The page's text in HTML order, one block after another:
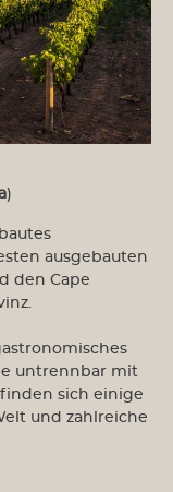
)
ausgebauten
den Cape
untrennbar mit
sich einige
und zahlreiche